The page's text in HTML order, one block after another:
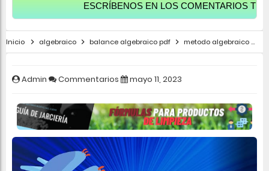
ESCRÍBENOS EN LOS COMENTARIOS TUS
Inicio algebraico balance algebraico pdf metodo algebraico
Admin Commentarios mayo 11, 2023